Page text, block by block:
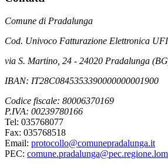
Comune di Pradalunga
Cod. Univoco Fatturazione Elettronica
via S. Martino, 24 - 24020 Pradalunga
IBAN: IT28C0845353390000000001900
Codice fiscale: 80006370169
P.IVA: 00239780166
Tel: 035768077
Fax: 035768518
Email: protocollo@comunepradalunga.it
PEC: